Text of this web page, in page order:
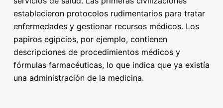
establecieron protocolos rudimentarios para tratar
enfermedades y gestionar recursos médicos. Los
papiros egipcios, por ejemplo, contienen
descripciones de procedimientos médicos y
fórmulas farmacéuticas, lo que indica que ya existía
una administración de la medicina.